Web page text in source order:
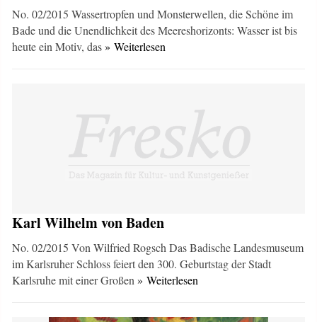
No. 02/2015 Wassertropfen und Monsterwel­len, die Schöne im
Bade und die Unendlichkeit des Meereshori­zonts: Wasser ist bis
heute ein Motiv, das» Weiterlesen
Karl Wilhelm von Baden
No. 02/2015 Von Wilfried Rogsch Das Badische Landesmuseum
im Karlsruher Schloss feiert den 300. Geburtstag der Stadt
Karlsruhe mit einer Großen» Weiterlesen